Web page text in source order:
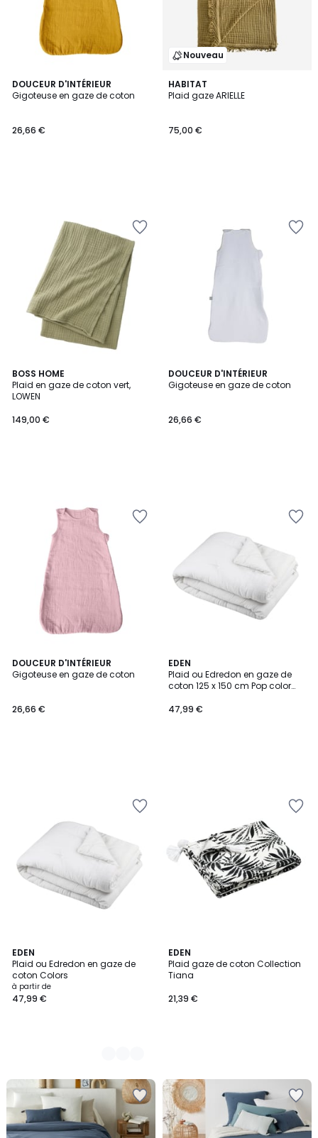
DOUCEUR D'INTÉRIEUR
Gigoteuse en gaze de coton
26,66 €
Nouveau
HABITAT
Plaid gaze ARIELLE
75,00 €
BOSS HOME
Plaid en gaze de coton vert,
LOWEN
149,00 €
DOUCEUR D'INTÉRIEUR
Gigoteuse en gaze de coton
26,66 €
DOUCEUR D'INTÉRIEUR
Gigoteuse en gaze de coton
26,66 €
EDEN
Plaid ou Edredon en gaze de
coton 125 x 150 cm Pop color
47,99 €
EDEN
Plaid ou Edredon en gaze de
coton Colors
à partir de
47,99 €
4
Couleurs
EDEN
Plaid gaze de coton Collection
Tiana
21,39 €